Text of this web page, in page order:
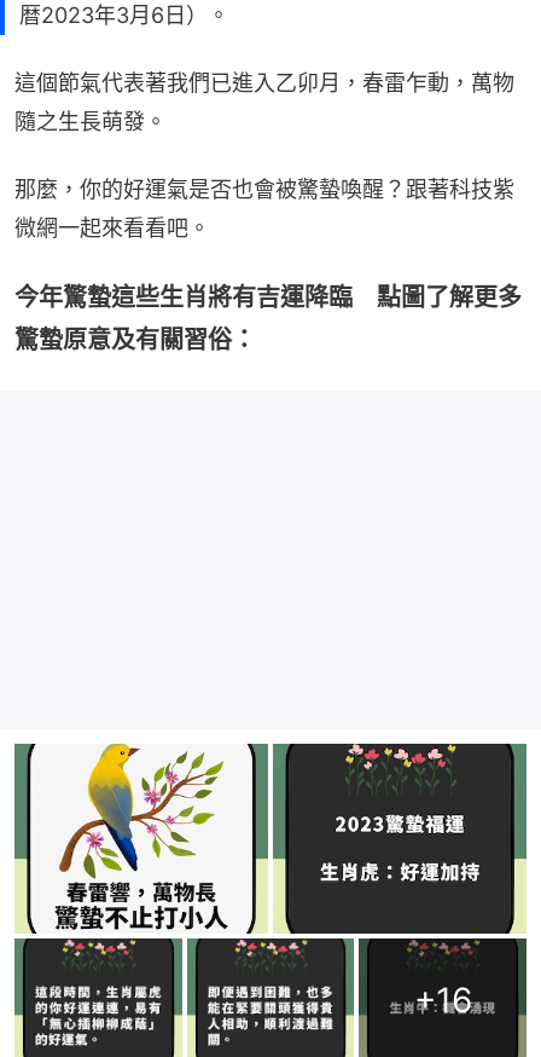
暦2023年3月6日）。
這個節氣代表著我們已進入乙卯月，春雷乍動，萬物
隨之生長萌發。
那麼，你的好運氣是否也會被驚蟄喚醒？跟著科技紫
微網一起來看看吧。
今年驚蟄這些生肖將有吉運降臨 點圖了解更多
驚蟄原意及有關習俗：
+16